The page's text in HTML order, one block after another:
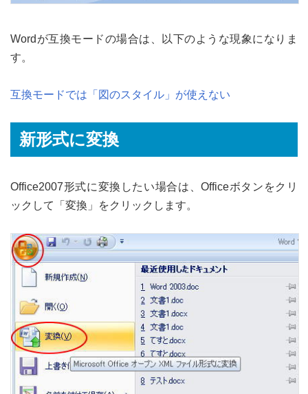
Wordが互換モードの場合は、以下のような現象になりま
す。
互換モードでは「図のスタイル」が使えない
新形式に変換
Office2007形式に変換したい場合は、Officeボタンをクリ
ックして「変換」をクリックします。